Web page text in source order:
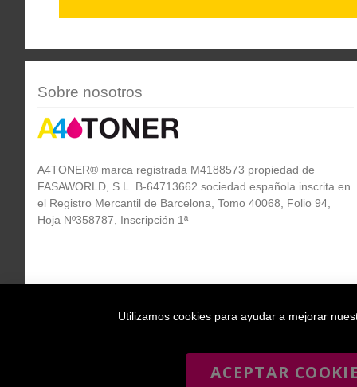
Sobre nosotros
A4TONER® marca registrada M4188573 propiedad de
FASAWORLD, S.L. B-64713662 sociedad española inscrita en
el Registro Mercantil de Barcelona, Tomo 40068, Folio 94,
Hoja Nº358787, Inscripción 1ª
Utilizamos cookies para ayudar a mejorar
ACEPTAR